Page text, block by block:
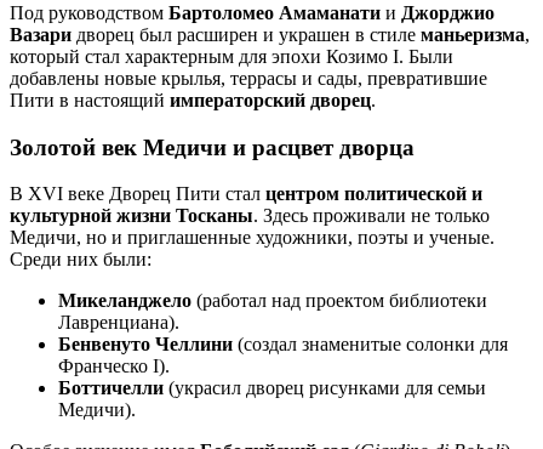
Под руководством Бартоломео Амаманати и Джорджио
Вазари дворец был расширен и украшен в стиле маньеризма,
который стал характерным для эпохи Козимо I. Были
добавлены новые крылья, террасы и сады, превратившие
Пити в настоящий императорский дворец.
Золотой век Медичи и расцвет дворца
В XVI веке Дворец Пити стал центром политической и
культурной жизни Тосканы. Здесь проживали не только
Медичи, но и приглашенные художники, поэты и ученые.
Среди них были:
Микеланджело (работал над проектом библиотеки
Лавренциана).
Бенвенуто Челлини (создал знаменитые солонки для
Франческо I).
Боттичелли (украсил дворец рисунками для семьи
Медичи).